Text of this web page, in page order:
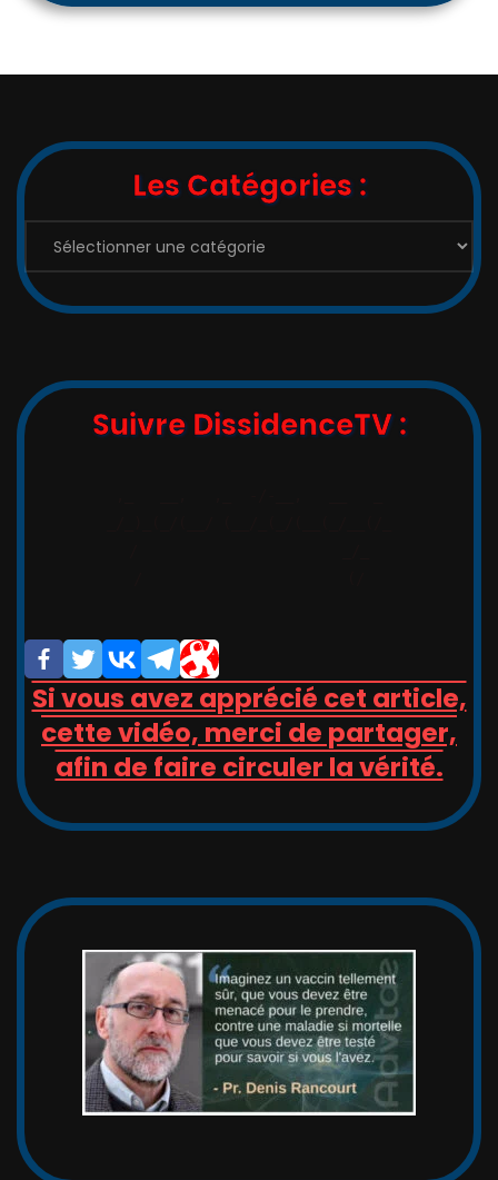
Les Catégories :
Catégories
Suivre DissidenceTV :
Si vous avez apprécié cet article,
cette vidéo, merci de partager,
afin de faire circuler la vérité.